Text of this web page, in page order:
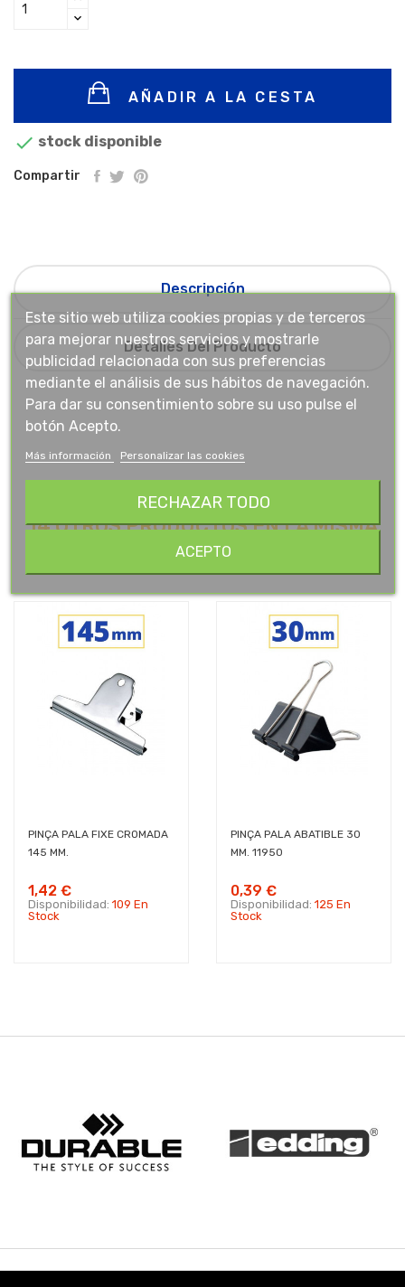
AÑADIR A LA CESTA
 stock disponible
Compartir
Descripción
Detalles Del Producto
14 OTROS PRODUCTOS EN LA MISMA
CATEGORÍA:
PINÇA PALA FIXE CROMADA
145 MM.
1,42 €
Disponibilidad: 109 En
Stock
PINÇA PALA ABATIBLE 30
MM. 11950
0,39 €
Disponibilidad: 125 En
Stock
Este sitio web utiliza cookies propias y de terceros
para mejorar nuestros servicios y mostrarle
publicidad relacionada con sus preferencias
mediante el análisis de sus hábitos de navegación.
Para dar su consentimiento sobre su uso pulse el
botón Acepto.
Más información Personalizar las cookies
RECHAZAR TODO
ACEPTO